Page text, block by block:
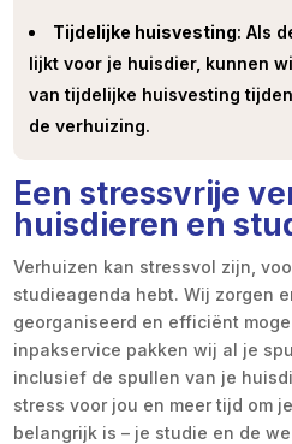
Tijdelijke huisvesting: Als
lijkt voor je huisdier, kunnen
van tijdelijke huisvesting
de verhuizing.
Een stressvrije
huisdieren en
Verhuizen kan stressvol zijn,
studieagenda hebt. Wij zorgen
georganiseerd en efficiënt
inpakservice pakken wij al je
inclusief de spullen van je
stress voor jou en meer tijd om
belangrijk is – je studie en de